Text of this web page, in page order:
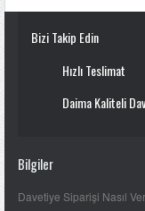
Bizi Takip Edin
Hızlı Teslimat
Daima Kaliteli
Bilgiler
Davetiye Siparişi Nasıl